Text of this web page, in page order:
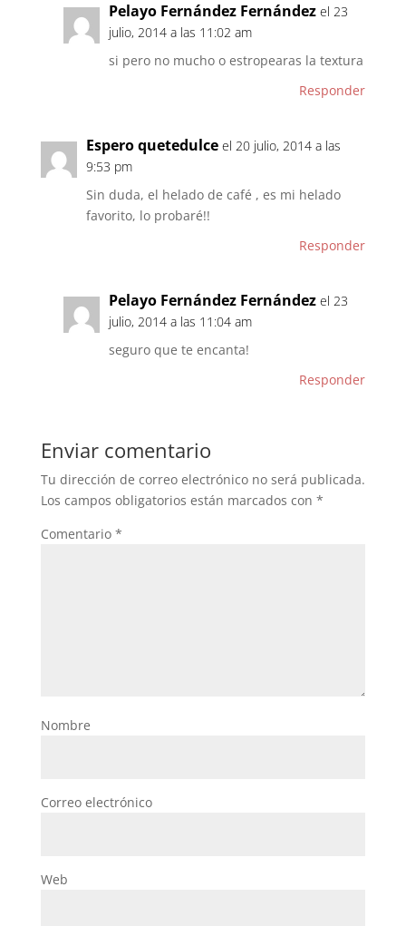
Pelayo Fernández Fernández el 23
julio, 2014 a las 11:02 am
si pero no mucho o estropearas la textura
Responder
Espero quetedulce el 20 julio, 2014 a las
9:53 pm
Sin duda, el helado de café , es mi helado
favorito, lo probaré!!
Responder
Pelayo Fernández Fernández el 23
julio, 2014 a las 11:04 am
seguro que te encanta!
Responder
Enviar comentario
Tu dirección de correo electrónico no será publicada.
Los campos obligatorios están marcados con *
Comentario *
Nombre
Correo electrónico
Web